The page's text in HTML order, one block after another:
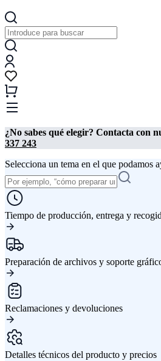
¿No sabes qué elegir? Contacta con
337 243
Selecciona un tema en el que podamos
Tiempo de producción, entrega y
Preparación de archivos y soporte
Reclamaciones y devoluciones
Detalles técnicos del producto y precios